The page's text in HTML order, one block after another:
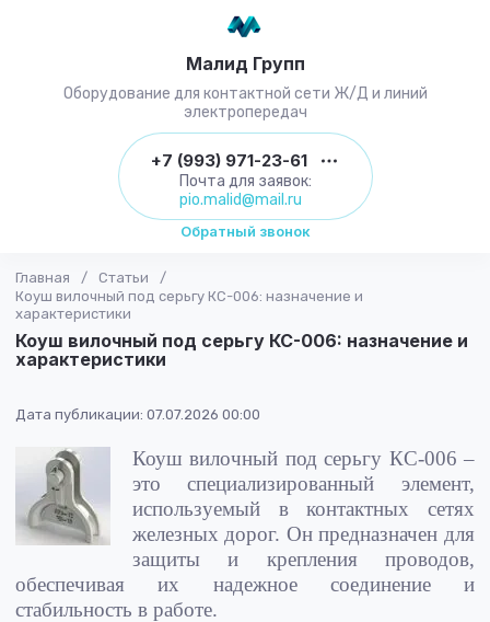
Малид Групп
Оборудование для контактной сети Ж/Д и линий
электропередач
+7 (993) 971-23-61
Почта для заявок:
pio.malid@mail.ru
Обратный звонок
Главная / Статьи
/
Коуш вилочный под серьгу КС-006: назначение и
характеристики
Коуш вилочный под серьгу КС-006: назначение и
характеристики
Дата публикации: 07.07.2026 00:00
Коуш вилочный под серьгу КС-006 –
это специализированный элемент,
используемый в контактных сетях
железных дорог. Он предназначен для
защиты и крепления проводов,
обеспечивая их надежное соединение и
стабильность в работе.